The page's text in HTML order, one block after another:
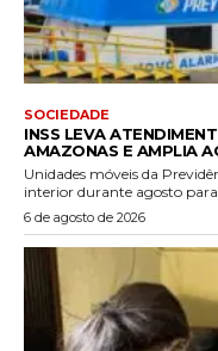
SOCIEDADE
INSS LEVA
AMAZONAS E AMPLIA
Unidades móveis da
interior durante agosto para
6 de agosto de 2026